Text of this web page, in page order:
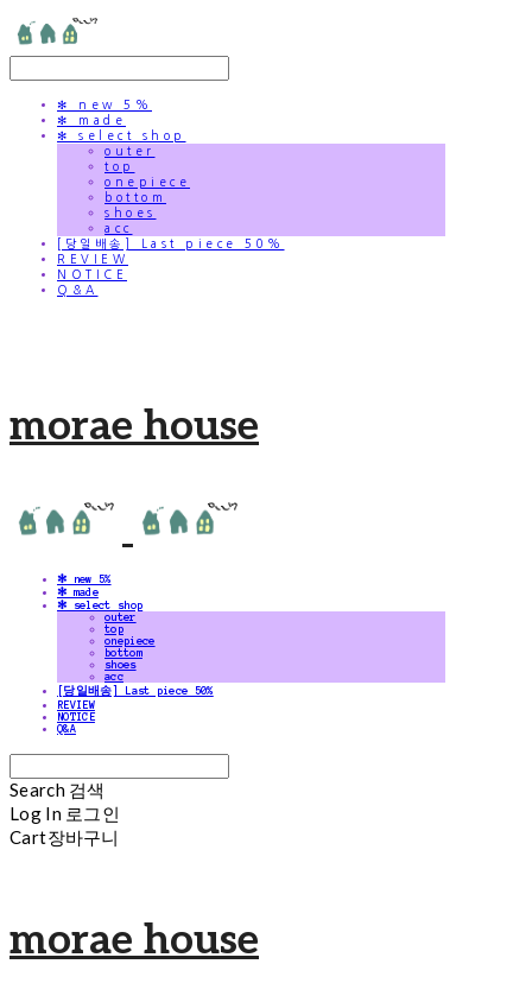
✻ new 5%
✻ made
✻ select shop
outer
top
onepiece
bottom
shoes
acc
[당일배송] Last piece 50%
REVIEW
NOTICE
Q&A
morae house
✻ new 5%
✻ made
✻ select shop
outer
top
onepiece
bottom
shoes
acc
[당일배송] Last piece 50%
REVIEW
NOTICE
Q&A
Search 검색
Log In 로그인
Cart장바구니
morae house